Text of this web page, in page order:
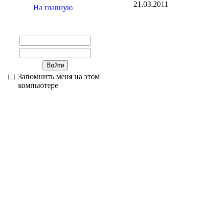
На главную
Запомнить меня на этом
компьютере
21.03.2011